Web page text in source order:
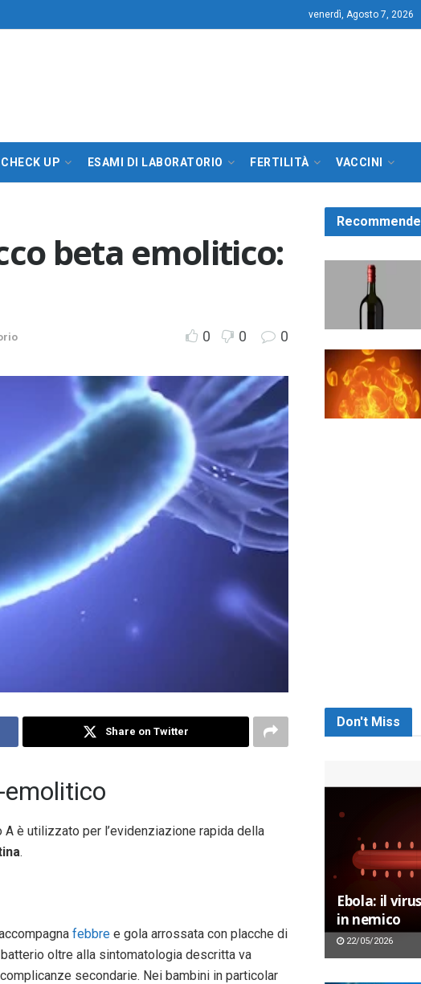
venerdì, Agosto 7, 2026
CHECK UP ESAMI DI LABORATORIO FERTILITÀ VACCINI
beta emolitico:
0 0 0
Share on Twitter
è utilizzato per l’evidenziazione rapida della
.
febbre e gola arrossata con placche di
oltre alla sintomatologia descritta va
secondarie. Nei bambini in particolar
Don't Miss
Ebola: il
in nemico
22/05/2026